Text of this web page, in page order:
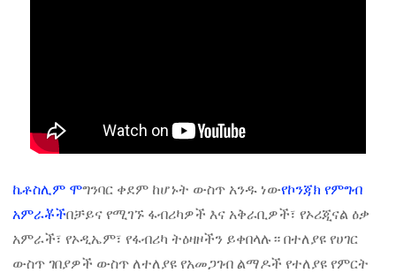
ኬቶስሊም ሞግንባር ​​ቀደም ከሆኑት ውስጥ አንዱ ነውየኮንጃክ የምግብ
አምራቾችበቻይና የሚገኙ ፋብሪካዎች እና አቅራቢዎች፣ የኦሪጂናል ዕቃ
አምራች፣ የኦዲኤም፣ የፋብሪካ ትዕዛዞችን ይቀበላሉ። በተለያዩ የሀገር
ውስጥ ገበያዎች ውስጥ ለተለያዩ የአመጋገብ ልማዶች የተለያዩ የምርት